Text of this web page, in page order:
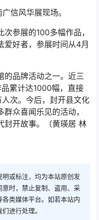
广信风华展现场。
参展的100多幅作品，
爱好者，参展时间从4月
的品牌活动之一。近三
累计达1000幅，直接
次。今后，封开县文化
众喜闻乐见的活动，
封开故事。（黄瑛居 林
或标注，均为本站原创发
时，禁止复制、盗用、采
类媒体平台。如若本站内
进行处理。